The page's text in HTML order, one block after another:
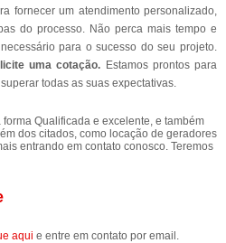
fornecer um atendimento personalizado,
do processo. Não perca mais tempo e
para o sucesso do seu projeto.
uma cotação. Estamos prontos para
todas as suas expectativas.
Qualificada e excelente, e também
dos citados, como locação de geradores
entrando em contato conosco. Teremos
aqui e entre em contato por email.